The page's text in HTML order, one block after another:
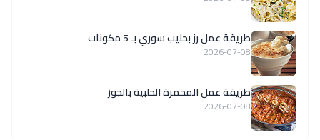
طريقة عمل رز بحليب سوري بـ 5 مكونات
2026-07-08
طريقة عمل المحمرة الحلبية بالجوز
2026-07-08